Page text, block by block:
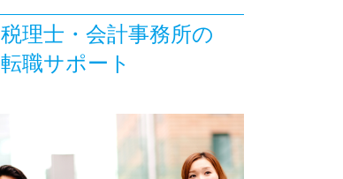
税理士・会計事務所の
転職サポート